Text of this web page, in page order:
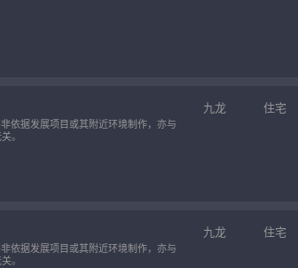
依据发展项目或其附近环境制作，亦与
。
九龙 住宅
依据发展项目或其附近环境制作，亦与
。
九龙 住宅